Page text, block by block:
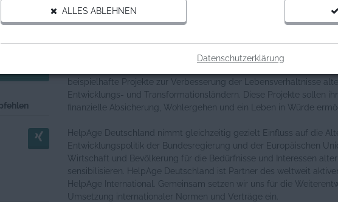
Jahrhunderts wird es mehr Menschen über 60 Jahre geben als
Als entwicklungspolitisches Hilfswerk fordert HelpAge Deutschland
beispielhafte Projekte zur Verbesserung der Lebensverhältnisse
Entwicklungs- und Transformationsländern. Diese Projekte sollen
finanzielle Absicherung, Wohlergehen und ein Leben in Würde
HelpAge Deutschland nimmt gleichzeitig gezielt Einfluss auf die
Entwicklungspolitik der Bundesregierung und der Europäischen
Wirtschaft und Bevölkerung für die Bedürfnisse und Interessen
sensibilisieren. HelpAge Deutschland ist Partner des weltweit
HelpAge International. Gemeinsam setzen wir uns für die
Umsetzung internationaler Normen und Verträge ein.
ALLES ABLEHNEN
Datenschutzerklärung